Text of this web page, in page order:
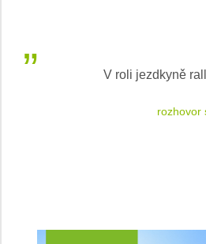
V roli jezdkyně
rozhovor